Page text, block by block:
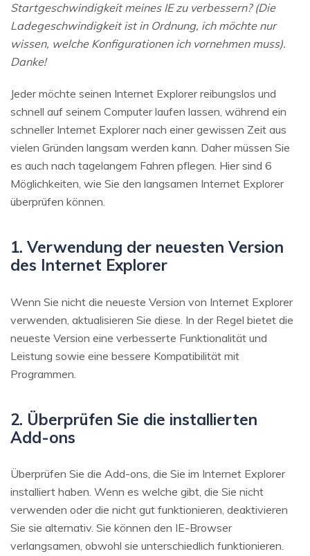
Startgeschwindigkeit meines IE zu verbessern? (Die
Ladegeschwindigkeit ist in Ordnung, ich möchte nur
wissen, welche Konfigurationen ich vornehmen muss).
Danke!
Jeder möchte seinen Internet Explorer reibungslos und
schnell auf seinem Computer laufen lassen, während ein
schneller Internet Explorer nach einer gewissen Zeit aus
vielen Gründen langsam werden kann. Daher müssen Sie
es auch nach tagelangem Fahren pflegen. Hier sind 6
Möglichkeiten, wie Sie den langsamen Internet Explorer
überprüfen können.
1. Verwendung der neuesten Version
des Internet Explorer
Wenn Sie nicht die neueste Version von Internet Explorer
verwenden, aktualisieren Sie diese. In der Regel bietet die
neueste Version eine verbesserte Funktionalität und
Leistung sowie eine bessere Kompatibilität mit
Programmen.
2. Überprüfen Sie die installierten
Add-ons
Überprüfen Sie die Add-ons, die Sie im Internet Explorer
installiert haben. Wenn es welche gibt, die Sie nicht
verwenden oder die nicht gut funktionieren, deaktivieren
Sie sie alternativ. Sie können den IE-Browser
verlangsamen, obwohl sie unterschiedlich funktionieren.